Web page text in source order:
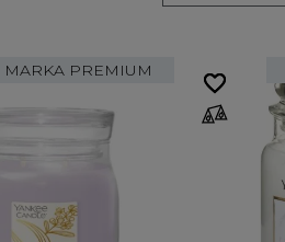
MARKA PREMIUM favorite_border
favorite_border